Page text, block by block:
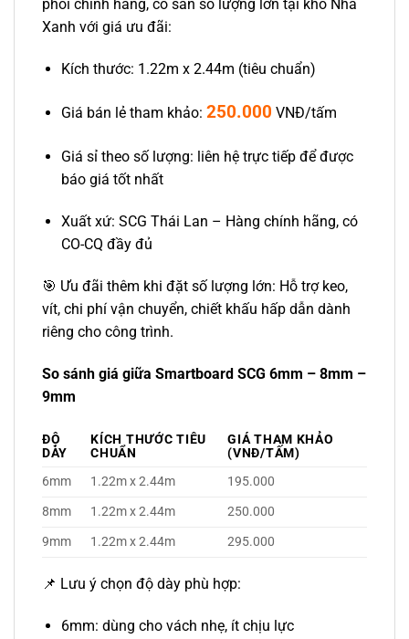
phối chính hãng, có sẵn số lượng lớn tại kho Nhà
Xanh với giá ưu đãi:
Kích thước: 1.22m x 2.44m (tiêu chuẩn)
Giá bán lẻ tham khảo: 250.000 VNĐ/tấm
Giá sỉ theo số lượng: liên hệ trực tiếp để được
báo giá tốt nhất
Xuất xứ: SCG Thái Lan – Hàng chính hãng, có
CO-CQ đầy đủ
🎯 Ưu đãi thêm khi đặt số lượng lớn: Hỗ trợ keo,
vít, chi phí vận chuyển, chiết khấu hấp dẫn dành
riêng cho công trình.
So sánh giá giữa Smartboard SCG 6mm – 8mm –
9mm
ĐỘ
DÀY
KÍCH THƯỚC TIÊU
CHUẨN
GIÁ THAM KHẢO
(VNĐ/TẤM)
6mm
1.22m x 2.44m
195.000
8mm
1.22m x 2.44m
250.000
9mm
1.22m x 2.44m 295.000
📌 Lưu ý chọn độ dày phù hợp:
6mm: dùng cho vách nhẹ, ít chịu lực